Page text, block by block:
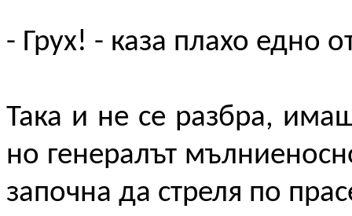
- Грух! - каза плахо едно
Така и не се разбра,
но генералът
започна да стреля по